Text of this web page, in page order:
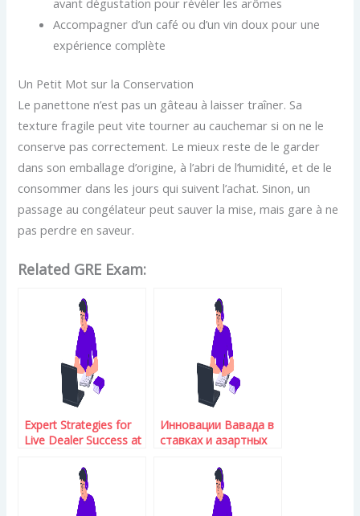
avant dégustation pour révéler les arômes
Accompagner d’un café ou d’un vin doux pour une
expérience complète
Un Petit Mot sur la Conservation
Le panettone n’est pas un gâteau à laisser traîner. Sa
texture fragile peut vite tourner au cauchemar si on ne le
conserve pas correctement. Le mieux reste de le garder
dans son emballage d’origine, à l’abri de l’humidité, et de le
consommer dans les jours qui suivent l’achat. Sinon, un
passage au congélateur peut sauver la mise, mais gare à ne
pas perdre en saveur.
Related GRE Exam:
Expert Strategies for
Live Dealer Success at
Инновации Вавада в
ставках и азартных